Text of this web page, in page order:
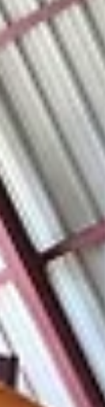
Categorie Mixte 🥇
Etang S